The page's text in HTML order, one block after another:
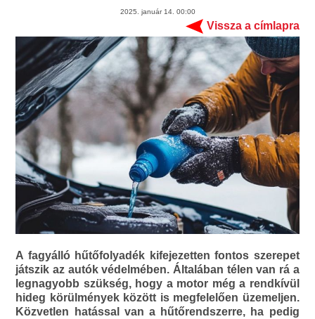
2025. január 14. 00:00
Vissza a címlapra
A fagyálló hűtőfolyadék kifejezetten fontos szerepet
játszik az autók védelmében. Általában télen van rá a
legnagyobb szükség, hogy a motor még a rendkívül
hideg körülmények között is megfelelően üzemeljen.
Közvetlen hatással van a hűtőrendszerre, ha pedig